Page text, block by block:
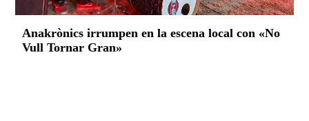
Anakrònics irrumpen en la escena local con «No
Vull Tornar Gran»